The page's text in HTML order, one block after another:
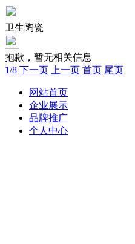
卫生陶瓷
抱歉，暂无相关信息
1/8 下一页 上一页 首页 尾页
网站首页
企业展示
品牌推广
个人中心